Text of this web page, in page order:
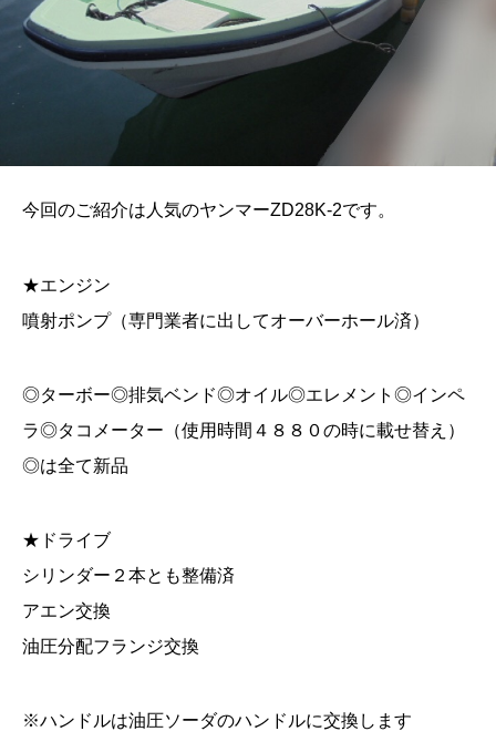
今回のご紹介は人気のヤンマーZD28K-2です。
★エンジン
噴射ポンプ（専門業者に出してオーバーホール済）
◎ターボー◎排気ベンド◎オイル◎エレメント◎インペ
ラ◎タコメーター（使用時間４８８０の時に載せ替え）
◎は全て新品
★ドライブ
シリンダー２本とも整備済
アエン交換
油圧分配フランジ交換
※ハンドルは油圧ソーダのハンドルに交換します